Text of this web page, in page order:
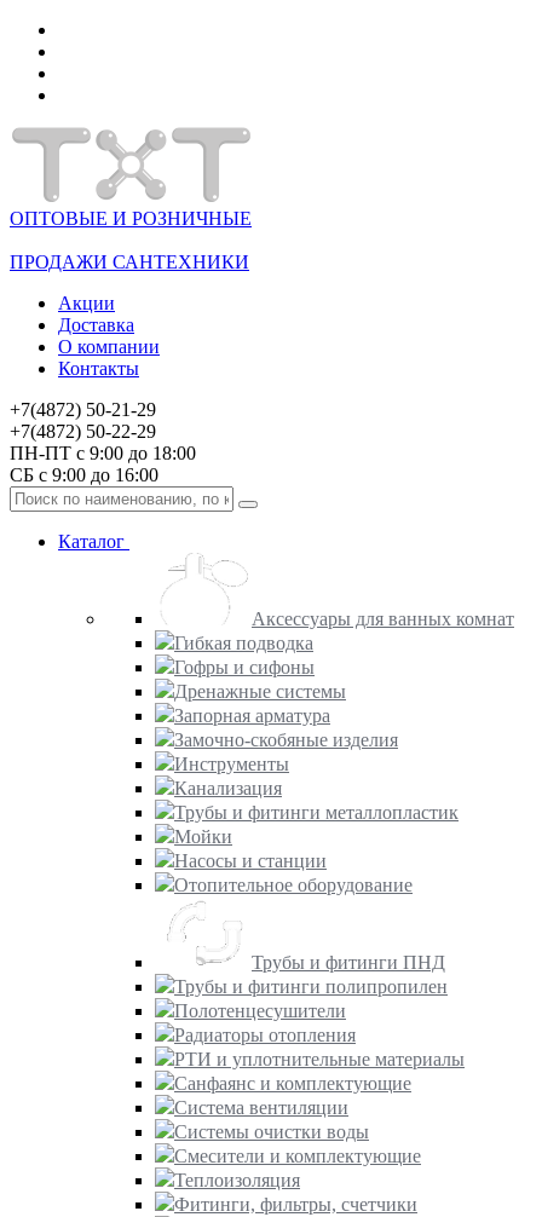
ОПТОВЫЕ И РОЗНИЧНЫЕ
ПРОДАЖИ САНТЕХНИКИ
Акции
Доставка
О компании
Контакты
+7(4872) 50-21-29
+7(4872) 50-22-29
ПН-ПТ с 9:00 до 18:00
СБ с 9:00 до 16:00
Каталог
Аксессуары для ванных комнат
Гибкая подводка
Гофры и сифоны
Дренажные системы
Запорная арматура
Замочно-скобяные изделия
Инструменты
Канализация
Трубы и фитинги металлопластик
Мойки
Насосы и станции
Отопительное оборудование
Трубы и фитинги ПНД
Трубы и фитинги полипропилен
Полотенцесушители
Радиаторы отопления
РТИ и уплотнительные материалы
Санфаянс и комплектующие
Система вентиляции
Системы очистки воды
Смесители и комплектующие
Теплоизоляция
Фитинги, фильтры, счетчики